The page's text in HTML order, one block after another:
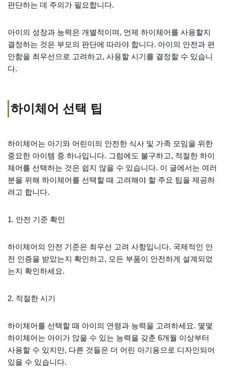
판단하는 데 주의가 필요합니다.
아이의 성장과 능력은 개별적이며, 언제 하이체어를 사용할지
결정하는 것은 부모의 판단에 따라야 합니다. 아이의 안전과 편
안함을 최우선으로 고려하고, 사용할 시기를 결정할 수 있습니
다.
하이체어 선택 팁
하이체어는 아기와 어린이의 안전한 식사 및 가족 모임을 위한
중요한 아이템 중 하나입니다. 그럼에도 불구하고, 적절한 하이
체어를 선택하는 것은 쉽지 않을 수 있습니다. 이 글에서는 여러
분을 위해 하이체어를 선택할 때 고려해야 할 주요 팁을 제공하
려고 합니다.
1. 안전 기준 확인
하이체어의 안전 기준은 최우선 고려 사항입니다. 국제적인 안
전 인증을 받았는지 확인하고, 모든 부품이 안전하게 설계되었
는지 확인하세요.
2. 적절한 시기
하이체어를 선택할 때 아이의 연령과 능력을 고려하세요. 몇몇
하이체어는 아이가 앉을 수 있는 능력을 갖춘 6개월 이상부터
사용할 수 있지만, 다른 것들은 더 어린 아기용으로 디자인되어
있을 수 있습니다.